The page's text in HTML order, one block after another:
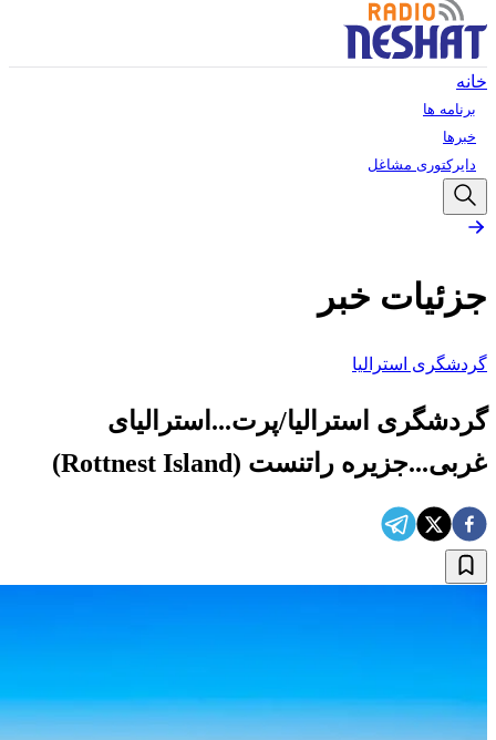
خانه
برنامه ها
خبرها
دایرکتوری مشاغل
جزئیات خبر
گردشگری استرالیا
گردشگری استرالیا/پرت...استرالیای
غربی...جزیره راتنست (Rottnest Island)